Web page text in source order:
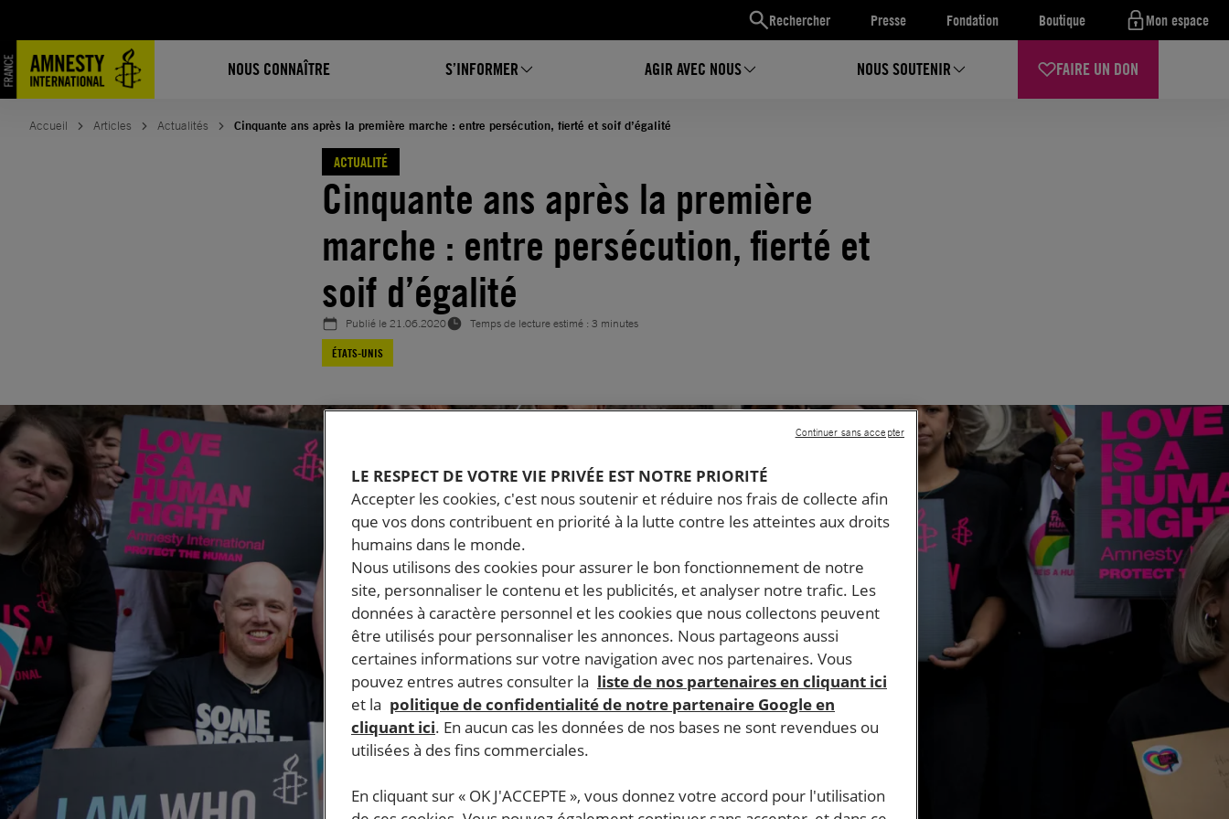
Rechercher Presse Fondation Boutique Mon espace
NOUS CONNAÎTRE S’INFORMER AGIR AVEC NOUS NOUS SOUTENIR FAIRE UN DON
contenu
Accueil Articles Actualités Cinquante ans après la première marche : entre persécution, fierté et soif d’égalité
ACTUALITÉ
Cinquante ans après la première
marche : entre persécution, fierté et
soif d’égalité
Publié le21.06.2020
Temps de lecture estimé : 3 minutes
ÉTATS-UNIS
LE RESPECT DE VOTRE VIE PRIVÉE EST NOTRE PRIORITÉ
Accepter les cookies, c'est nous soutenir et réduire nos frais de collecte afin
que vos dons contribuent en priorité à la lutte contre les atteintes aux droits
humains dans le monde.
Nous utilisons des cookies pour assurer le bon fonctionnement de notre
site, personnaliser le contenu et les publicités, et analyser notre trafic. Les
données à caractère personnel et les cookies que nous collectons peuvent
être utilisés pour personnaliser les annonces. Nous partageons aussi
certaines informations sur votre navigation avec nos partenaires. Vous
pouvez entres autres consulter la liste de nos partenaires en cliquant ici
et la politique de confidentialité de notre partenaire Google en
cliquant ici. En aucun cas les données de nos bases ne sont revendues ou
utilisées à des fins commerciales.
En cliquant sur « OK J'ACCEPTE », vous donnez votre accord pour l'utilisation
Continuer sans accepter